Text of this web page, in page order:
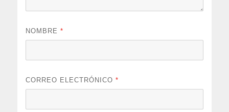
NOMBRE*
CORREO ELECTRÓNICO*